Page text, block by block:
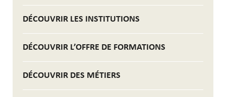
DÉCOUVRIR LES INSTITUTIONS
DÉCOUVRIR L’OFFRE DE FORMATIONS
DÉCOUVRIR DES MÉTIERS